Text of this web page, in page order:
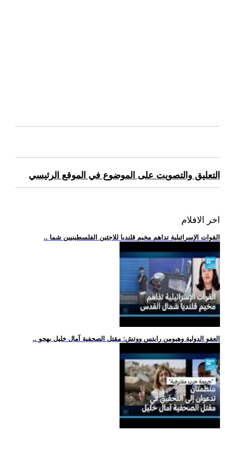
التعليق والتصويت على الموضوع في الموقع الرئيسي
اخر الافلام
.. القوات الإسرائيلية تداهم مخيم قلنديا للاجئين الفلسطينيين شما
.. العفو الدولية وهيومن رايتس ووتش: مقتل الصحفية آمال خليل بهجو